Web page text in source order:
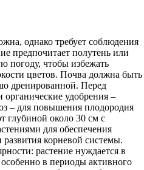
однако требует соблюдения
предпочитает полутень или
погоду, чтобы избежать
цветов. Почва должна быть
дренированной. Перед
органические удобрения –
– для повышения плодородия
глубиной около 30 см с
для обеспечения
корневой системы.
растение нуждается в
в периоды активного